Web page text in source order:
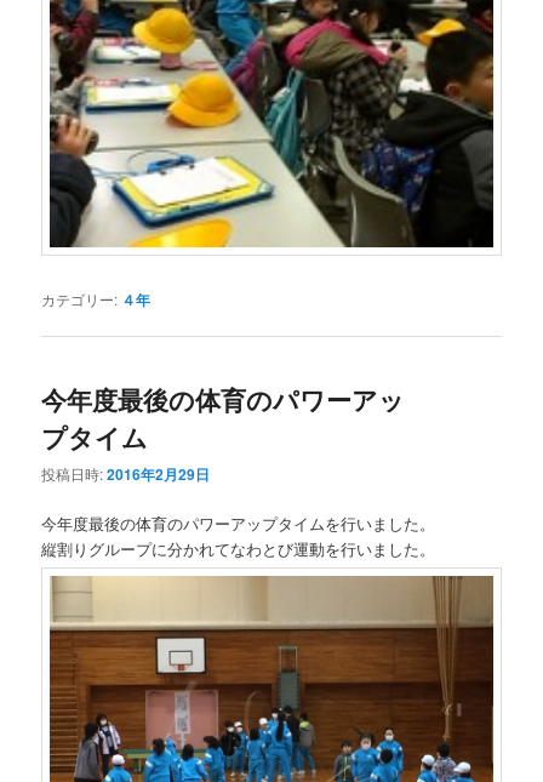
カテゴリー: ４年
今年度最後の体育のパワーアッ
プタイム
投稿日時:2016年2月29日
今年度最後の体育のパワーアップタイムを行いました。
縦割りグループに分かれてなわとび運動を行いました。